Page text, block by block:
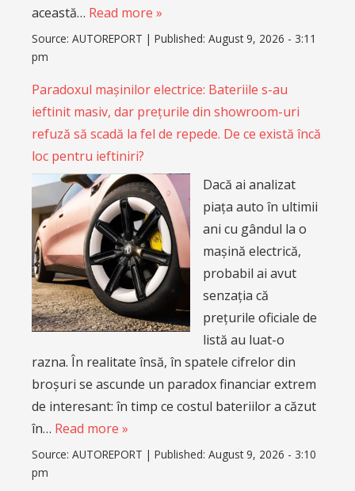
această… Read more »
Source: AUTOREPORT | Published: August 9, 2026 - 3:11
pm
Paradoxul mașinilor electrice: Bateriile s-au
ieftinit masiv, dar prețurile din showroom-uri
refuză să scadă la fel de repede. De ce există încă
loc pentru ieftiniri?
Dacă ai analizat
piața auto în ultimii
ani cu gândul la o
mașină electrică,
probabil ai avut
senzația că
prețurile oficiale de
listă au luat-o
razna. În realitate însă, în spatele cifrelor din
broșuri se ascunde un paradox financiar extrem
de interesant: în timp ce costul bateriilor a căzut
în… Read more »
Source: AUTOREPORT | Published: August 9, 2026 - 3:10
pm